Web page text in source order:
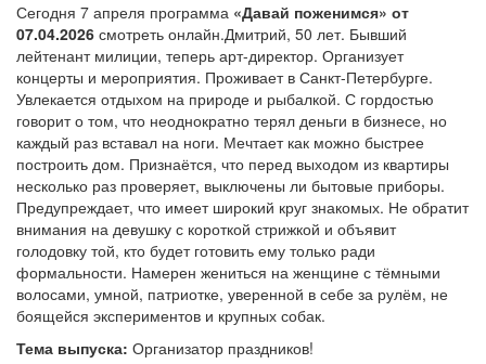
Сегодня 7 апреля программа «Давай поженимся» от
07.04.2026 смотреть онлайн.Дмитрий, 50 лет. Бывший
лейтенант милиции, теперь арт-директор. Организует
концерты и мероприятия. Проживает в Санкт-Петербурге.
Увлекается отдыхом на природе и рыбалкой. С гордостью
говорит о том, что неоднократно терял деньги в бизнесе, но
каждый раз вставал на ноги. Мечтает как можно быстрее
построить дом. Признаётся, что перед выходом из квартиры
несколько раз проверяет, выключены ли бытовые приборы.
Предупреждает, что имеет широкий круг знакомых. Не обратит
внимания на девушку с короткой стрижкой и объявит
голодовку той, кто будет готовить ему только ради
формальности. Намерен жениться на женщине с тёмными
волосами, умной, патриотке, уверенной в себе за рулём, не
боящейся экспериментов и крупных собак.
Тема выпуска: Организатор праздников!